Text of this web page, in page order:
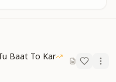
potion.
Baat To Kar